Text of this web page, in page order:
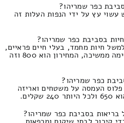
כפר שמריהו?
עץ על ידי הנפות העלות זה
בסביבת כפר שמריהו?
חיות מחמד, בעלי חיים פראיים,
בהמות, צאן, סוסי פוני והרשימה ממשיכה, המחירון הוא 800 וזה
כפר שמריהו?
העמסה על משטחים ואריזה
בסביבת כפר שמריהו?